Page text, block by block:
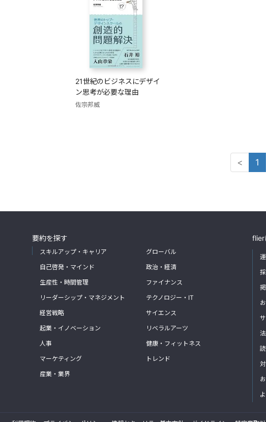
21世紀のビジネスにデザイ
ン思考が必要な理由
佐宗邦威
< 1
要約を探す
スキルアップ・キャリア
自己啓発・マインド
生産性・時間管理
リーダーシップ・マネジメント
経営戦略
起業・イノベーション
人事
マーケティング
産業・業界
グローバル
政治・経済
ファイナンス
テクノロジー・IT
サイエンス
リベラルアーツ
健康・フィットネス
トレンド
flier